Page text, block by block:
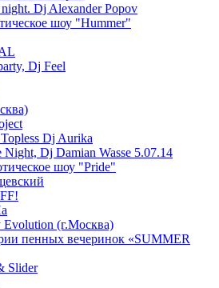
night. Dj Alexander Popov
шоу "Hummer"
Dj Feel
Dj Aurika
Night, Dj Damian Wasse 5.07.14
шоу "Pride"
(г.Москва)
пенных вечеринок «SUMMER
Slider